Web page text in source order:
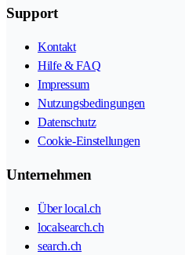
Support
Kontakt
Hilfe & FAQ
Impressum
Nutzungsbedingungen
Datenschutz
Cookie-Einstellungen
Unternehmen
Über local.ch
localsearch.ch
search.ch